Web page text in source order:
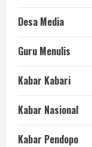
Desa Media
Guru Menulis
Kabar Kabari
Kabar Nasional
Kabar Pendopo